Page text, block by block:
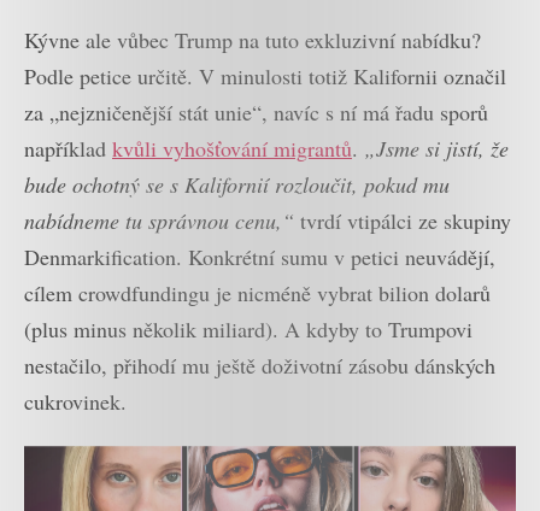
Kývne ale vůbec Trump na tuto exkluzivní nabídku?
Podle petice určitě. V minulosti totiž Kalifornii označil
za „nejzničenější stát unie“, navíc s ní má řadu sporů
například kvůli vyhošťování migrantů. „Jsme si jistí, že
bude ochotný se s Kalifornií rozloučit, pokud mu
nabídneme tu správnou cenu,“ tvrdí vtipálci ze skupiny
Denmarkification. Konkrétní sumu v petici neuvádějí,
cílem crowdfundingu je nicméně vybrat bilion dolarů
(plus minus několik miliard). A kdyby to Trumpovi
nestačilo, přihodí mu ještě doživotní zásobu dánských
cukrovinek.